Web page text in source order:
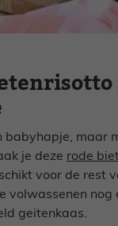
babyhapje, maar
je deze rode
voor de rest
volwassenen nog
geitenkaas.